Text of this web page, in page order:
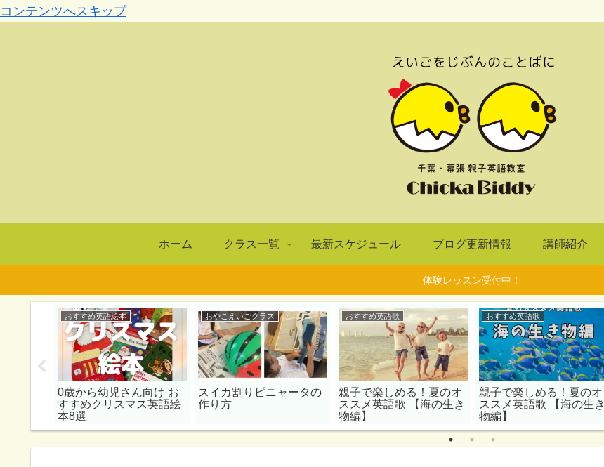
コンテンツへスキップ
ホーム クラス一覧 最新スケジュール ブログ更新情報 講師紹介
体験レッスン受付中！
おすすめ英語絵本
0歳から幼児さん向け お
すすめクリスマス英語絵
本8選
おやこえいごクラス
スイカ割りピニャータの
作り方
おすすめ英語歌
親子で楽しめる！夏のオ
ススメ英語歌 【海の生き
物編】
おすすめ英語歌
親子で楽しめる！夏のオ
ススメ英語歌 【海の生き
物編】